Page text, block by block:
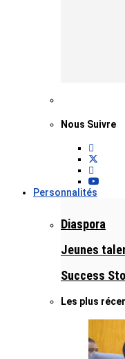
Nous Suivre
Personnalités
Diaspora
Jeunes
Success
Les plus